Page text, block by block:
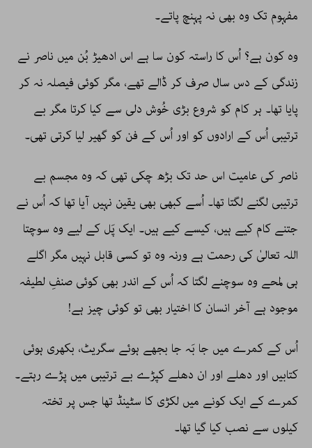
مفہوم تک وہ بھی نہ پہنچ پاتے۔
وہ کون ہے؟ اُس کا راستہ کون سا ہے اس ادھیڑ بُن میں ناصر نے
زندگی کے دس سال صرف کر ڈالے تھے، مگر کوئی فیصلہ نہ کر
پایا تھا۔ ہر کام کو شروع بڑی خُوش دلی سے کیا کرتا مگر بے
ترتیبی اُس کے ارادوں کو اور اُس کے فن کو گھیر لیا کرتی تھی۔
ناصر کی عامیت اس حد تک بڑھ چکی تھی کہ وہ مجسم بے
ترتیبی لگنے لگتا تھا۔ اُسے کبھی بھی یقین نہیں آیا تھا کہ اُس نے
جتنے کام کیے ہیں، کیسے کیے ہیں۔ ایک پَل کے لیے وہ سوچتا
اللہ تعالیٰ کی رحمت ہے ورنہ وہ تو کسی قابل نہیں مگر اگلے
ہی لمحے وہ سوچنے لگتا کہ اُس کے اندر بھی کوئی صنفِ لطیفہ
موجود ہے آخر انسان کا اختیار بھی تو کوئی چیز ہے!
اُس کے کمرے میں جا بَہ جا بجھے ہوئے سگریٹ، بکھری ہوئی
کتابیں اور دھلے اور ان دھلے کپڑے بے ترتیبی میں پڑے رہتے۔
کمرے کے ایک کونے میں لکڑی کا سٹینڈ تھا جس پر تختہ
کیلوں سے نصب کیا گیا تھا۔